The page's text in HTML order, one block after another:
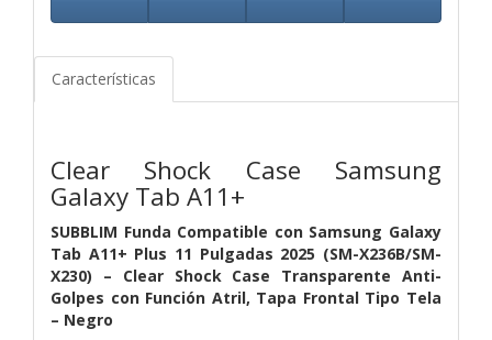
Características
Clear Shock Case Samsung
Galaxy Tab A11+
SUBBLIM Funda Compatible con Samsung Galaxy
Tab A11+ Plus 11 Pulgadas 2025 (SM-X236B/SM-
X230) – Clear Shock Case Transparente Anti-
Golpes con Función Atril, Tapa Frontal Tipo Tela
– Negro